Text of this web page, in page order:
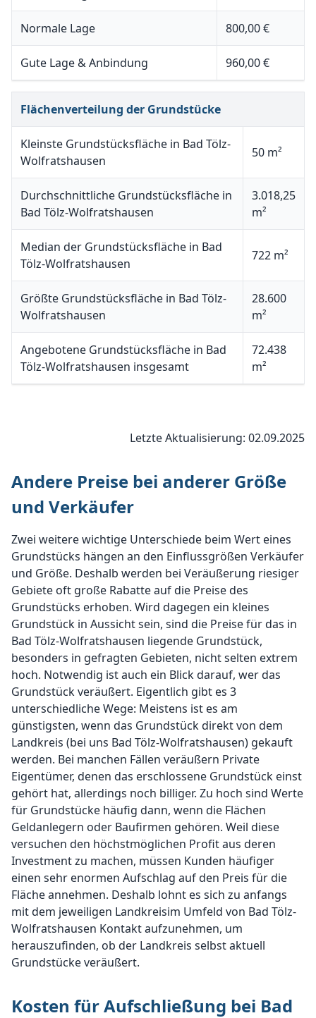
Normale Lage 800,00 €
Gute Lage & Anbindung 960,00 €
Flächenverteilung der Grundstücke
Kleinste Grundstücksfläche in Bad Tölz-
Wolfratshausen
50 m²
Durchschnittliche Grundstücksfläche in
Bad Tölz-Wolfratshausen
3.018,25
m²
Median der Grundstücksfläche in Bad
Tölz-Wolfratshausen
722 m²
Größte Grundstücksfläche in Bad Tölz-
Wolfratshausen
28.600
m²
Angebotene Grundstücksfläche in Bad
Tölz-Wolfratshausen insgesamt
72.438
m²
Letzte Aktualisierung: 02.09.2025
Andere Preise bei anderer Größe
und Verkäufer
Zwei weitere wichtige Unterschiede beim Wert eines
Grundstücks hängen an den Einflussgrößen Verkäufer
und Größe. Deshalb werden bei Veräußerung riesiger
Gebiete oft große Rabatte auf die Preise des
Grundstücks erhoben. Wird dagegen ein kleines
Grundstück in Aussicht sein, sind die Preise für das in
Bad Tölz-Wolfratshausen liegende Grundstück,
besonders in gefragten Gebieten, nicht selten extrem
hoch. Notwendig ist auch ein Blick darauf, wer das
Grundstück veräußert. Eigentlich gibt es 3
unterschiedliche Wege: Meistens ist es am
günstigsten, wenn das Grundstück direkt von dem
Landkreis (bei uns Bad Tölz-Wolfratshausen) gekauft
werden. Bei manchen Fällen veräußern Private
Eigentümer, denen das erschlossene Grundstück einst
gehört hat, allerdings noch billiger. Zu hoch sind Werte
für Grundstücke häufig dann, wenn die Flächen
Geldanlegern oder Baufirmen gehören. Weil diese
versuchen den höchstmöglichen Profit aus deren
Investment zu machen, müssen Kunden häufiger
einen sehr enormen Aufschlag auf den Preis für die
Fläche annehmen. Deshalb lohnt es sich zu anfangs
mit dem jeweiligen Landkreisim Umfeld von Bad Tölz-
Wolfratshausen Kontakt aufzunehmen, um
herauszufinden, ob der Landkreis selbst aktuell
Grundstücke veräußert.
Kosten für Aufschließung bei Bad